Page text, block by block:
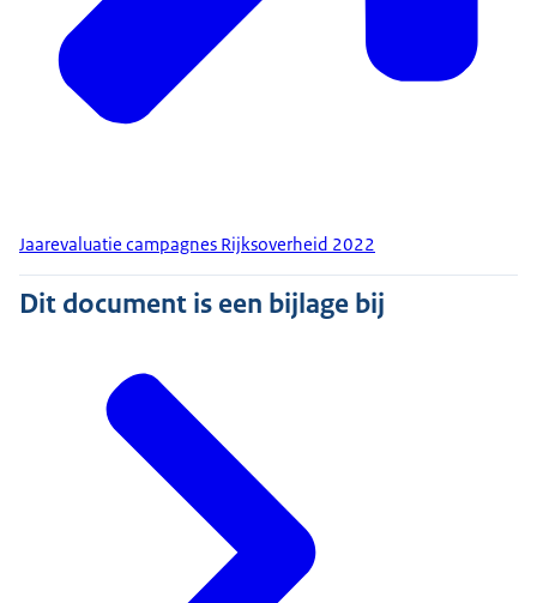
Jaarevaluatie campagnes Rijksoverheid 2022
Dit document is een bijlage bij